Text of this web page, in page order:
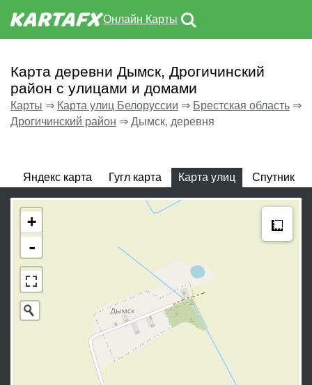
Онлайн Карты
Карта деревни Дымск, Дрогичинский
район с улицами и домами
Карты ⇒ Карта улиц Белоруссии ⇒ Брестская область ⇒
Дрогичинский район ⇒ Дымск, деревня
Яндекс карта Гугл карта Карта улиц Спутник
+
-